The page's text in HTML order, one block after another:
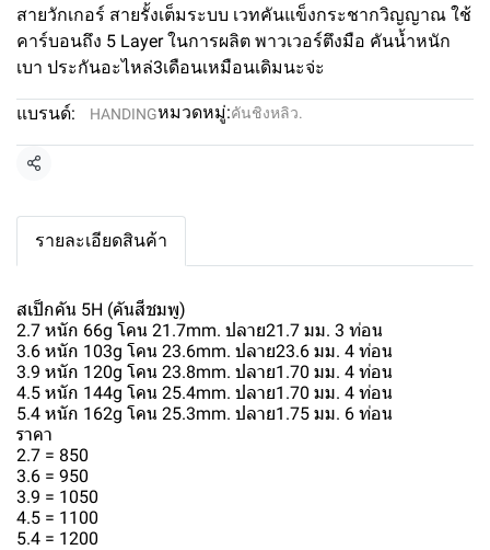
สายวักเกอร์ สายรั้งเต็มระบบ เวทคันแข็งกระชากวิญญาณ ใช้
คาร์บอนถึง 5 Layer ในการผลิต พาวเวอร์ตึงมือ คันน้ำหนัก
เบา ประกันอะไหล่3เดือนเหมือนเดิมนะจ่ะ
แบรนด์: HANDINGหมวดหมู่:คันชิงหลิว.
แชร์
รายละเอียดสินค้า
สเป็กคัน 5H (คันสีชมพู)
2.7 หนัก 66g โคน 21.7mm. ปลาย21.7 มม. 3 ท่อน
3.6 หนัก 103g โคน 23.6mm. ปลาย23.6 มม. 4 ท่อน
3.9 หนัก 120g โคน 23.8mm. ปลาย1.70 มม. 4 ท่อน
4.5 หนัก 144g โคน 25.4mm. ปลาย1.70 มม. 4 ท่อน
5.4 หนัก 162g โคน 25.3mm. ปลาย1.75 มม. 6 ท่อน
ราคา
2.7 = 850
3.6 = 950
3.9 = 1050
4.5 = 1100
5.4 = 1200